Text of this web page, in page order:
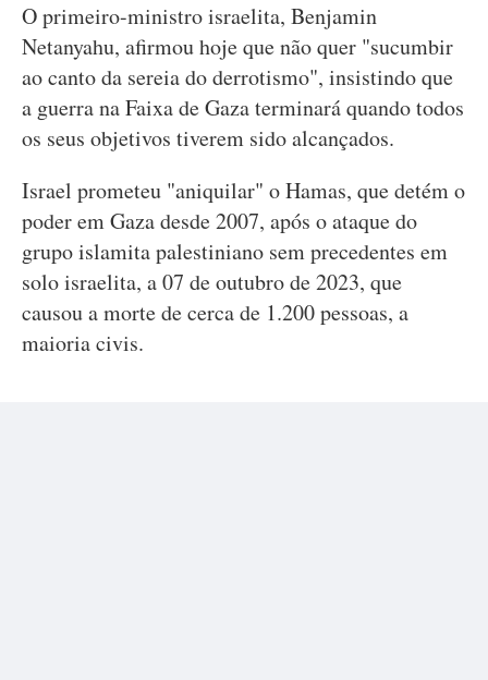
O primeiro-ministro israelita, Benjamin
Netanyahu, afirmou hoje que não quer "sucumbir
ao canto da sereia do derrotismo", insistindo que
a guerra na Faixa de Gaza terminará quando todos
os seus objetivos tiverem sido alcançados.
Israel prometeu "aniquilar" o Hamas, que detém o
poder em Gaza desde 2007, após o ataque do
grupo islamita palestiniano sem precedentes em
solo israelita, a 07 de outubro de 2023, que
causou a morte de cerca de 1.200 pessoas, a
maioria civis.